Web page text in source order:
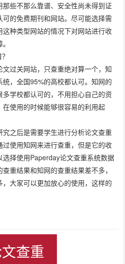
些不那么靠谱、安全性尚未得到证
的免费期刊和网站。尽可能选择需
种类型网站的情况下对网站进行收
过关网站，只查重绝对算一个，知
，全国95%的高校都认可。知网的
学校都认可的，不用担心自己的资
使用的时候能够很容易的利用起
之后是需要学生进行分析论文查重
使用知网来进行查重，但是它的收
择使用Paperday论文查重系统数据
重结果和知网的查重结果差不多，
大家可以更加放心的使用，这样的
查重